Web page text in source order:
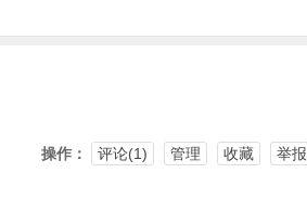
操作： 评论(1) 管理 收藏 举报